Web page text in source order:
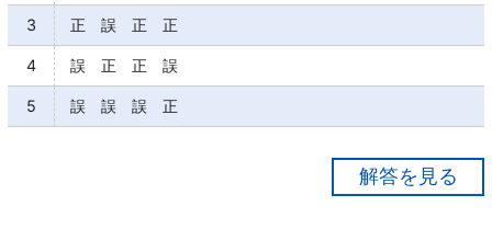
3 正 誤 正 正
4 誤 正 正 誤
5 誤 誤 誤 正